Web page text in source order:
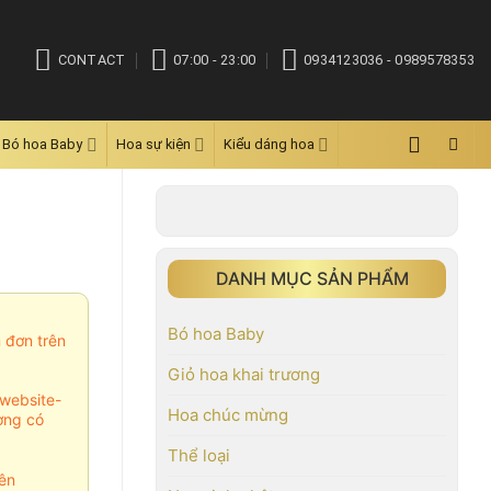
CONTACT 07:00 - 23:00 0934123036 - 0989578353
Bó hoa Baby Hoa sự kiện Kiểu dáng hoa
DANH MỤC SẢN PHẨM
Bó hoa Baby
Giỏ hoa khai trương
Hoa chúc mừng
Thể loại
đơn trên
có